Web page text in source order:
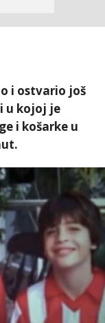
i ostvario još
u kojoj je
i košarke u